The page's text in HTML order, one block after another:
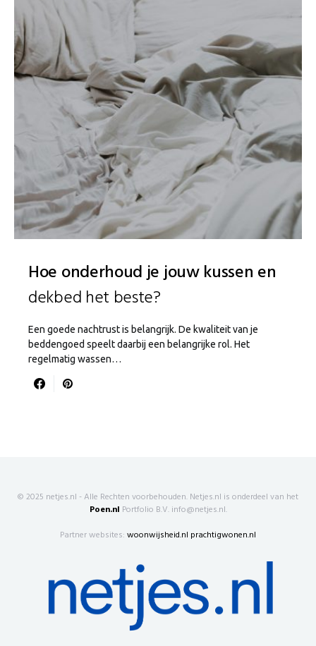
Hoe onderhoud je jouw kussen en
dekbed het beste?
Een goede nachtrust is belangrijk. De kwaliteit van je
beddengoed speelt daarbij een belangrijke rol. Het
regelmatig wassen…
© 2025 netjes.nl - Alle Rechten voorbehouden. Netjes.nl is onderdeel van het
Poen.nl Portfolio B.V. info@netjes.nl.
Partner websites: woonwijsheid.nl prachtigwonen.nl